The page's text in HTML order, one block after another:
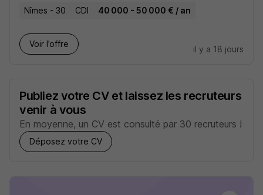
Nîmes - 30 CDI 40 000 - 50 000 € / an
Voir l’offre
il y a 18 jours
Publiez votre CV et laissez les recruteurs
venir à vous
En moyenne, un CV est consulté par 30 recruteurs !
Déposez votre CV